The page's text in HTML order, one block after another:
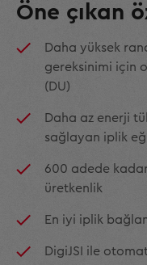
Öne çıkan
Daha yüksek
gereksinimi için
(DU)
Daha az enerji
sağlayan iplik
600 adede
üretkenlik
En iyi iplik
DigiJSI ile